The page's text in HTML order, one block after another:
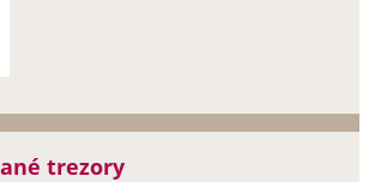
trezory